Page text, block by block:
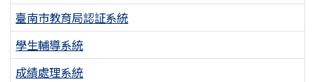
臺南市教育局認証系統
學生輔導系統
成績處理系統